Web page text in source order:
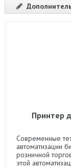
Принтер
Современные
автоматизации
розничной
этой